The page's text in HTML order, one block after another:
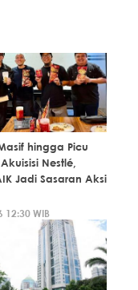
hingga Picu
Nestlé,
Jadi Sasaran Aksi
WIB